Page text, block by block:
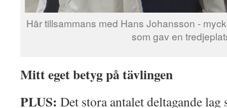
Här tillsammans med Hans Johansson -
som gav en
Mitt eget betyg på tävlingen
PLUS: Det stora antalet deltagande